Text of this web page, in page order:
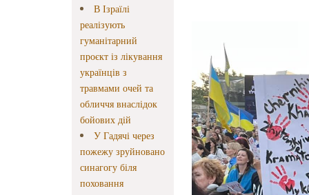
В Ізраїлі
реалізують
гуманітарний
проєкт із лікування
українців з
травмами очей та
обличчя внаслідок
бойових дій
У Гадячі через
пожежу зруйновано
синагогу біля
поховання